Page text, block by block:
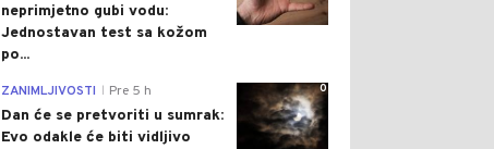
neprimjetno gubi vodu:
Jednostavan test sa kožom
po...
0
ZANIMLJIVOSTI Pre 5 h
Dan će se pretvoriti u sumrak:
Evo odakle će biti vidljivo